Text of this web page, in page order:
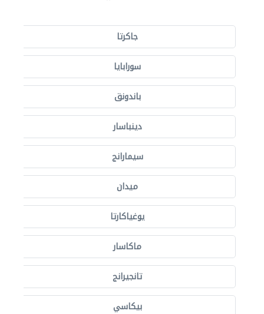
جاكرتا
سورابايا
باندونق
دينباسار
سيمارانج
ميدان
يوغياكارتا
ماكاسار
تانجيرانج
بيكاسي